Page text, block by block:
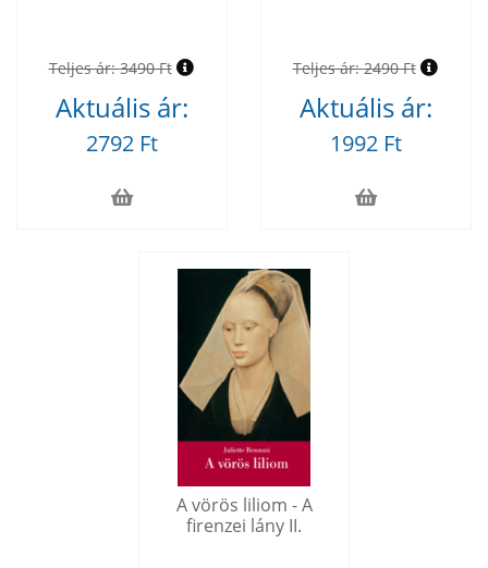
Teljes ár:3490 Ft
Aktuális ár:
2792 Ft
Teljes ár:2490 Ft
Aktuális ár:
1992 Ft
A vörös liliom - A
firenzei lány II.